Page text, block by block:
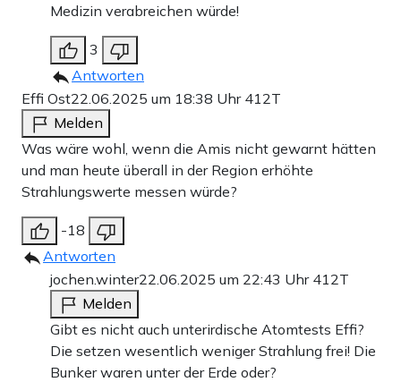
Medizin verabreichen würde!
3
Antworten
Effi Ost22.06.2025 um 18:38 Uhr 412T
Melden
Was wäre wohl, wenn die Amis nicht gewarnt hätten
und man heute überall in der Region erhöhte
Strahlungswerte messen würde?
-18
Antworten
jochen.winter22.06.2025 um 22:43 Uhr 412T
Melden
Gibt es nicht auch unterirdische Atomtests Effi?
Die setzen wesentlich weniger Strahlung frei! Die
Bunker waren unter der Erde oder?